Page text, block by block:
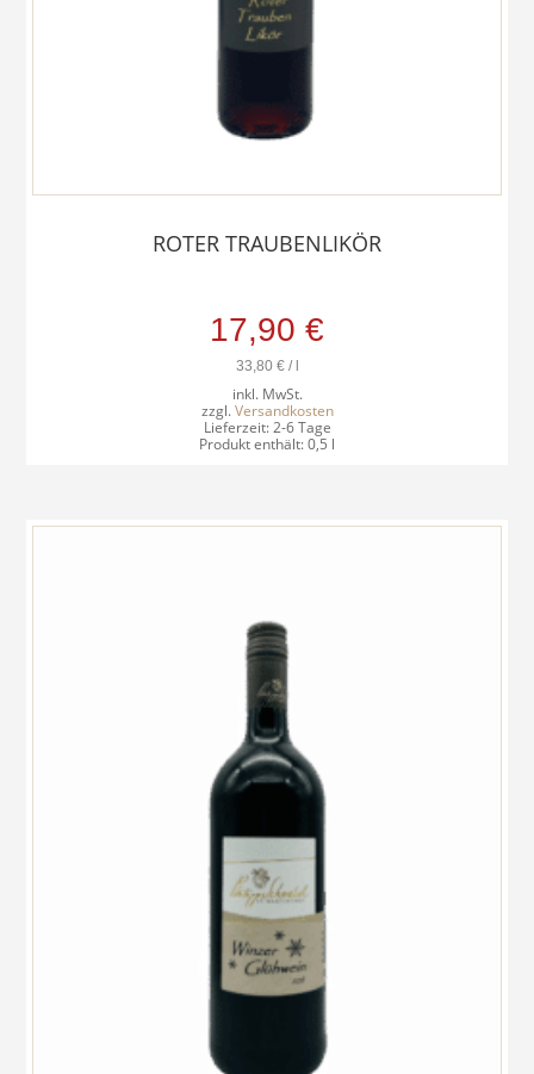
ROTER TRAUBENLIKÖR
17,90 €
33,80 €/l
inkl. MwSt.
zzgl.Versandkosten
Lieferzeit:2-6 Tage
Produkt enthält: 0,5 l